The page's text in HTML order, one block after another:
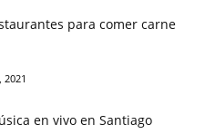
para comer carne
en vivo en Santiago